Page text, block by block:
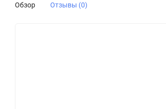
Обзор Отзывы (0)